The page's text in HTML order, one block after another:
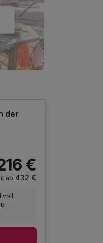
der
€
ab 432 €
voll.